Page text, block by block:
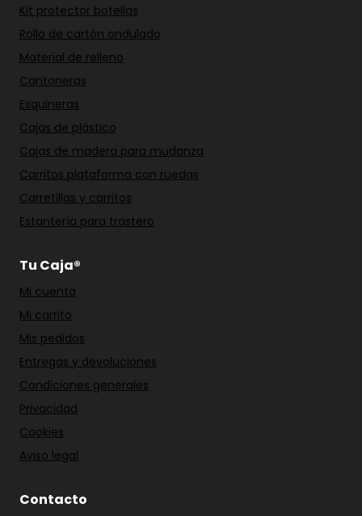
Kit protector botellas
Rollo de cartón ondulado
Material de relleno
Cantoneras
Esquineras
Cajas de plástico
Cajas de madera para mudanza
Carritos plataforma con ruedas
Carretillas y carritos
Estantería para trastero
Tu Caja®
Mi cuenta
Mi carrito
Mis pedidos
Entregas y devoluciones
Condiciones generales
Privacidad
Cookies
Aviso legal
Contacto